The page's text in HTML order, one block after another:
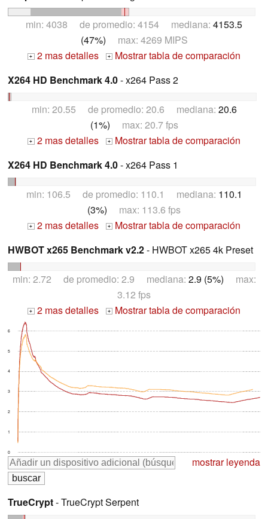
min: 4038 de promedio: 4154 mediana: 4153.5
(47%) max: 4269 MIPS
+ 2 mas detalles +
Mostrar tabla de comparación
X264 HD Benchmark 4.0- x264 Pass 2
min: 20.55 de promedio: 20.6 mediana: 20.6
(1%) max: 20.7 fps
+ 2 mas detalles +
Mostrar tabla de comparación
X264 HD Benchmark 4.0- x264 Pass 1
min: 106.5 de promedio: 110.1 mediana: 110.1
(3%) max: 113.6 fps
+ 2 mas detalles +
Mostrar tabla de comparación
HWBOT x265 Benchmark v2.2- HWBOT x265 4k Preset
min: 2.72 de promedio: 2.9 mediana: 2.9 (5%) max:
3.12 fps
+ 2 mas detalles + Mostrar tabla de comparación
0
1
2
3
4
5
6
mostrar leyenda
TrueCrypt- TrueCrypt Serpent